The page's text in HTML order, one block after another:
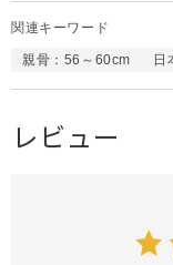
関連キーワード
親骨：56～60cm 日
レビュー